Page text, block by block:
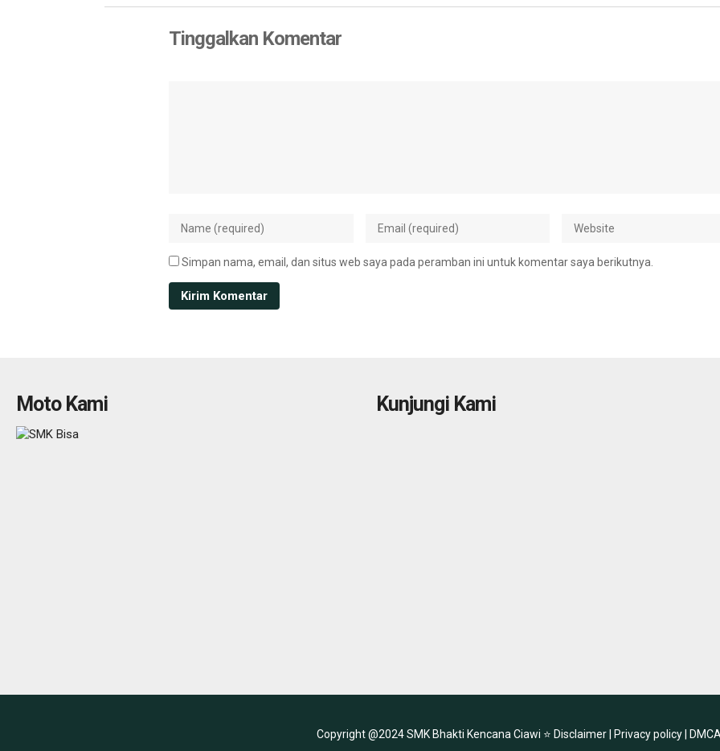
Tinggalkan Komentar
Simpan nama, email, dan situs web saya pada peramban ini untuk komentar saya berikutnya.
Moto Kami Kunjungi Kami
Copyright @2024 SMK Bhakti Kencana Ciawi ⭐ Disclaimer | Privacy policy | DMCA